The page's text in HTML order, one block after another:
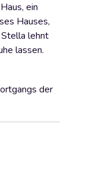
ein
Hauses,
Stella lehnt
lassen.
der